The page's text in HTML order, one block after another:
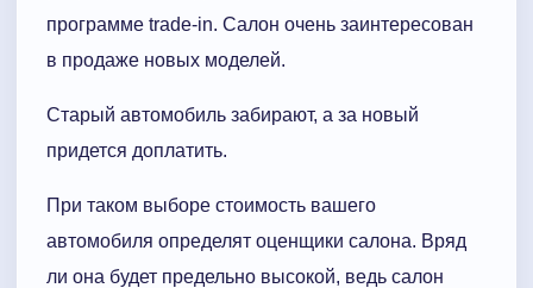
программе trade-in. Салон очень заинтересован
в продаже новых моделей.
Старый автомобиль забирают, а за новый
придется доплатить.
При таком выборе стоимость вашего
автомобиля определят оценщики салона. Вряд
ли она будет предельно высокой, ведь салон